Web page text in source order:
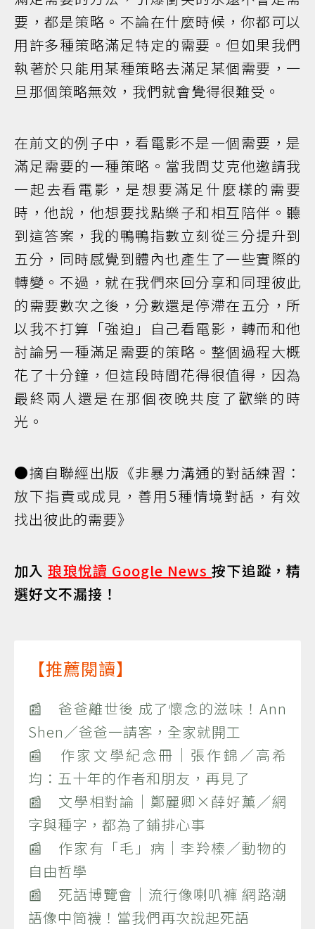
要，都是策略。不論在什麼時候，你都可以
用許多種策略滿足特定的需要。但如果我們
執著於只能用某種策略去滿足某個需要，一
旦那個策略無效，我們就會覺得很難受。
在前文的例子中，看電影不是一個需要，是
滿足需要的一種策略。當我問艾克他邀請我
一起去看電影，是想要滿足什麼樣的需要
時，他說，他想要找點樂子和相互陪伴。聽
到這答案，我的鴨鴨指數立刻從三分提升到
五分，同時感覺到體內也產生了一些實際的
轉變。不過，就在我們來回分享和同理彼此
的需要數次之後，分數還是停滯在五分，所
以我不打算「強迫」自己看電影，轉而和他
討論另一種滿足需要的策略。整個過程大概
花了十分鐘，但這段時間花得很值得，因為
最終兩人還是在那個夜晚共度了歡樂的時
光。
●摘自聯經出版《非暴力溝通的對話練習：
放下指責或成見，善用5種情境對話，有效
找出彼此的需要》
加入琅琅悅讀 Google News按下追蹤，精
選好文不漏接！
【推薦閱讀】
📰 爸爸離世後 成了懷念的滋味！Ann
Shen／爸爸一請客，全家就開工
📰 作家文學紀念冊｜張作錦／高希
均：五十年的作者和朋友，再見了
📰 文學相對論｜鄭麗卿×薛好薰／網
字與種字，都為了鋪排心事
📰 作家有「毛」病｜李羚榛／動物的
自由哲學
📰 死語博覽會｜流行像喇叭褲 網路潮
語像中筒襪！當我們再次說起死語